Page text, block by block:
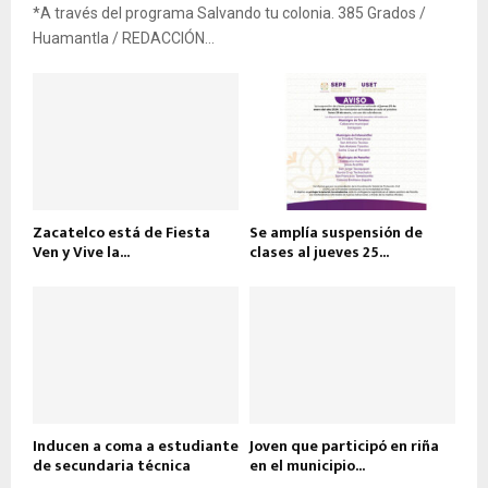
*A través del programa Salvando tu colonia. 385 Grados /
Huamantla / REDACCIÓN...
Zacatelco está de Fiesta
Ven y Vive la...
Se amplía suspensión de
clases al jueves 25...
Inducen a coma a estudiante
de secundaria técnica
Joven que participó en riña
en el municipio...